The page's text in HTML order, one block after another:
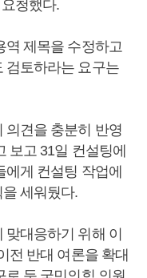
청했다.
역 제목을 수정하고
검토하라는 요구는
의견을 충분히 반영
보고 31일 컨설팅에
게 컨설팅 작업에
세워뒀다.
대응하기 위해 이
전 반대 여론을 확대